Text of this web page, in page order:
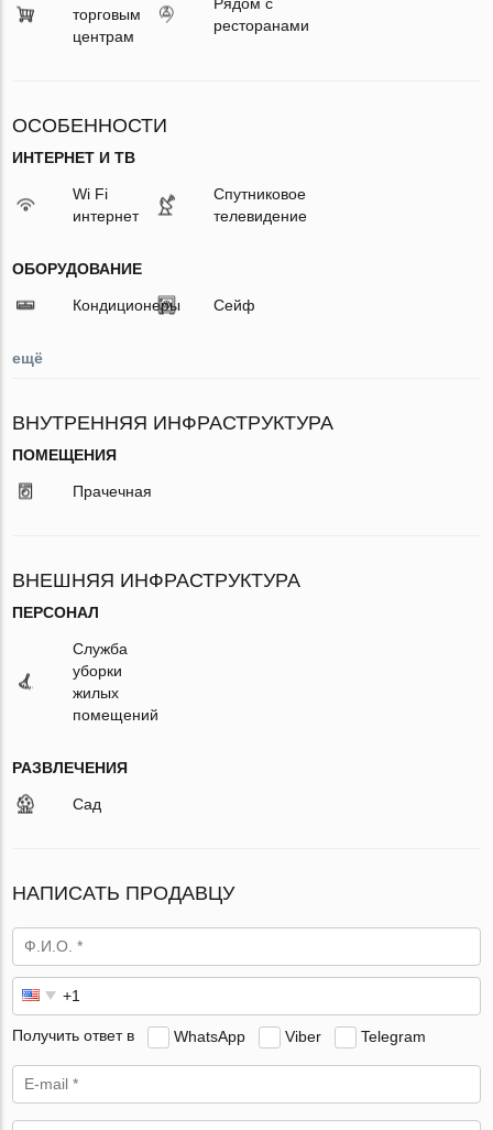
торговым
центрам
ресторанами
ОСОБЕННОСТИ
ИНТЕРНЕТ И ТВ
Wi Fi
интернет
Спутниковое
телевидение
ОБОРУДОВАНИЕ
Кондиционеры Сейф
ещё
ВНУТРЕННЯЯ ИНФРАСТРУКТУРА
ПОМЕЩЕНИЯ
Прачечная
ВНЕШНЯЯ ИНФРАСТРУКТУРА
ПЕРСОНАЛ
Служба
уборки
жилых
помещений
РАЗВЛЕЧЕНИЯ
Сад
НАПИСАТЬ ПРОДАВЦУ
Получить ответ в WhatsApp Viber Telegram